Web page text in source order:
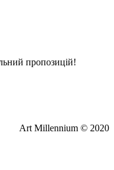
пропозицій!
Art Millennium © 2020